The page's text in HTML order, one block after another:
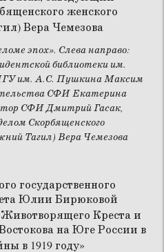
эпох». Слева направо:
библиотеки им.
им. А.С. Пушкина Максим
СФИ Екатерина
СФИ Дмитрий Гасак,
Скорбященского
Тагил) Вера Чемезова